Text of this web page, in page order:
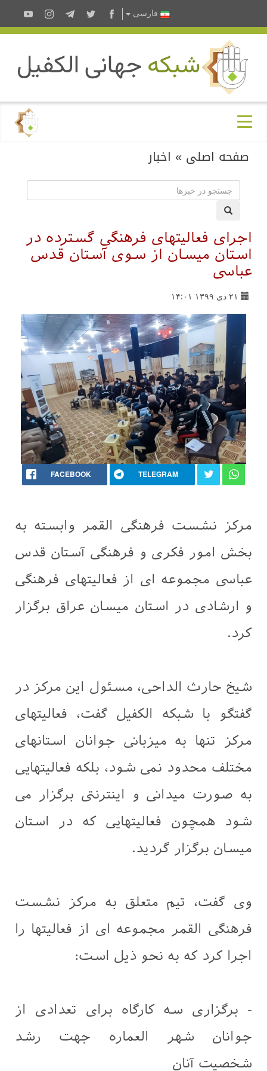
فارسى
صفحه اصلی » اخبار
اجرای فعالیتهای فرهنگی گسترده در
استان میسان از سوی آستان قدس
عباسی
۲۱ دی ۱۳۹۹ ۱۴:۰۱
FACEBOOK TELEGRAM
مرکز نشست فرهنگی القمر وابسته به
بخش امور فکری و فرهنگی آستان قدس
عباسی مجموعه ای از فعالیتهای فرهنگی
و ارشادی در استان میسان عراق برگزار
کرد.
شيخ حارث الداحی، مسئول این مرکز در
گفتگو با شبکه الکفیل گفت، فعالیتهای
مرکز تنها به میزبانی جوانان استانهای
مختلف محدود نمی شود، بلکه فعالیتهایی
به صورت میدانی و اینترنتی برگزار می
شود همچون فعالیتهایی که در استان
میسان برگزار گردید.
وی گفت، تیم متعلق به مرکز نشست
فرهنگی القمر مجموعه ای از فعالیتها را
اجرا کرد که به نحو ذیل است:
- برگزاری سه کارگاه برای تعدادی از
جوانان شهر العماره جهت رشد
شخصیت آنان